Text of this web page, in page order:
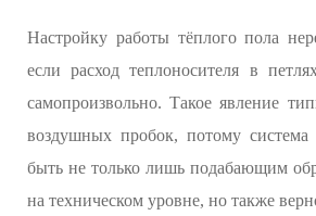
Настройку работы тёплого пола
если расход теплоносителя в
самопроизвольно. Такое явление
воздушных пробок, потому система
быть не только лишь подабающим
на техническом уровне, но также